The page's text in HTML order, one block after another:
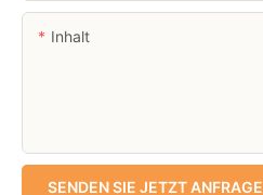
Inhalt
SENDEN SIE JETZT ANFRAGE